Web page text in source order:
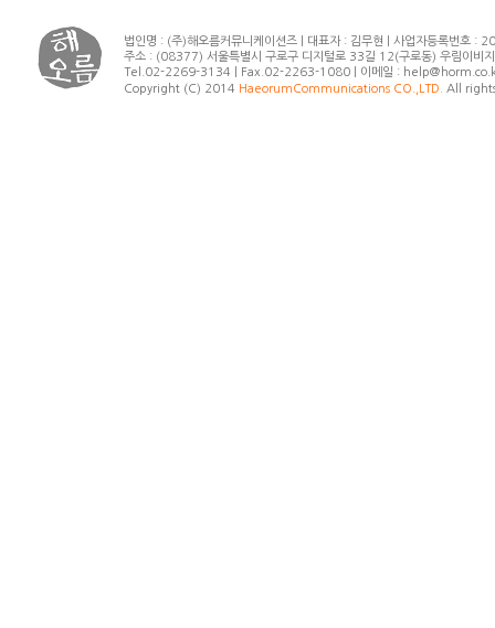
법인명 : (주)해오름커뮤니케이션즈 | 대표자 : 김무현 | 사업자등록번호 :
주소 : (08377) 서울특별시 구로구 디지털로 33길 12(구로동) 우림이비
Tel.02-2269-3134 | Fax.02-2263-1080 | 이메일 :
Copyright (C) 2014 HaeorumCommunications CO.,LTD. All